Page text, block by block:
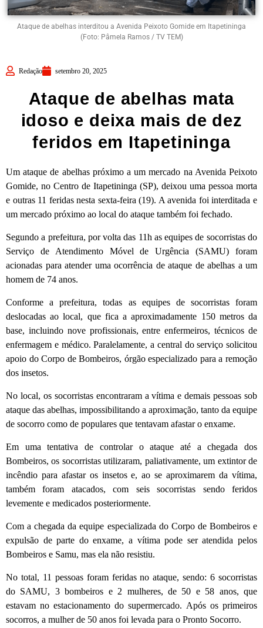
Ataque de abelhas interditou a Avenida Peixoto Gomide em Itapetininga
(Foto: Pâmela Ramos / TV TEM)
Redação setembro 20, 2025
Ataque de abelhas mata
idoso e deixa mais de dez
feridos em Itapetininga
Um ataque de abelhas próximo a um mercado na Avenida Peixoto
Gomide, no Centro de Itapetininga (SP), deixou uma pessoa morta
e outras 11 feridas nesta sexta-feira (19). A avenida foi interditada e
um mercado próximo ao local do ataque também foi fechado.
Segundo a prefeitura, por volta das 11h as equipes de socorristas do
Serviço de Atendimento Móvel de Urgência (SAMU) foram
acionadas para atender uma ocorrência de ataque de abelhas a um
homem de 74 anos.
Conforme a prefeitura, todas as equipes de socorristas foram
deslocadas ao local, que fica a aproximadamente 150 metros da
base, incluindo nove profissionais, entre enfermeiros, técnicos de
enfermagem e médico. Paralelamente, a central do serviço solicitou
apoio do Corpo de Bombeiros, órgão especializado para a remoção
dos insetos.
No local, os socorristas encontraram a vítima e demais pessoas sob
ataque das abelhas, impossibilitando a aproximação, tanto da equipe
de socorro como de populares que tentavam afastar o enxame.
Em uma tentativa de controlar o ataque até a chegada dos
Bombeiros, os socorristas utilizaram, paliativamente, um extintor de
incêndio para afastar os insetos e, ao se aproximarem da vítima,
também foram atacados, com seis socorristas sendo feridos
levemente e medicados posteriormente.
Com a chegada da equipe especializada do Corpo de Bombeiros e
expulsão de parte do enxame, a vítima pode ser atendida pelos
Bombeiros e Samu, mas ela não resistiu.
No total, 11 pessoas foram feridas no ataque, sendo: 6 socorristas
do SAMU, 3 bombeiros e 2 mulheres, de 50 e 58 anos, que
estavam no estacionamento do supermercado. Após os primeiros
socorros, a mulher de 50 anos foi levada para o Pronto Socorro.